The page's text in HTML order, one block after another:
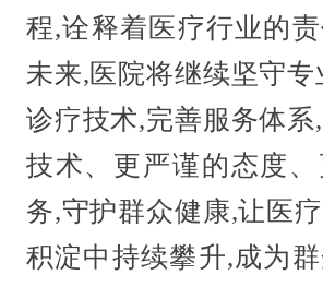
程,诠释着医疗行业的责
未来,医院将继续坚守
诊疗技术,完善服务体系
技术、更严谨的态度
务,守护群众健康,让医
积淀中持续攀升,成为